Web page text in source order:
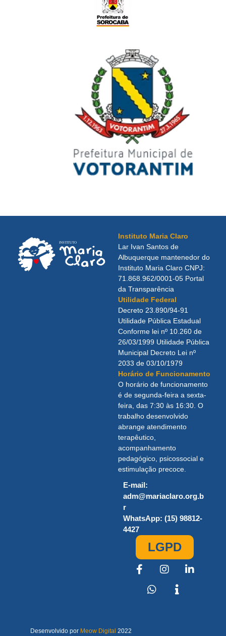
Instituto Maria Claro
Lar Ivan Santos de
Albuquerque mantenedor do
Instituto Maria Claro CNPJ:
71.868.962/0001-05 Portal
da Transparência
Utilidade Federal
Decreto 23.890/94-91
Utilidade Pública Estadual
Conforme lei nº 10.260 de
26/03/1999 Utilidade Pública
Municipal Decreto Lei nº
2033 de 03/10/1979
Horário de Funcionamento
O horário de funcionamento
é de segunda-feira a sexta-
feira, das 7:30 às 16:30. O
trabalho desenvolvido
abrange atendimento
terapêutico,
acompanhamento
pedagógico, psicossocial e
estimulação precoce.
E-mail:
adm@mariaclaro.org.b
r
WhatsApp: (15) 98812-
4427
LGPD
Desenvolvido por Meow Digital 2022